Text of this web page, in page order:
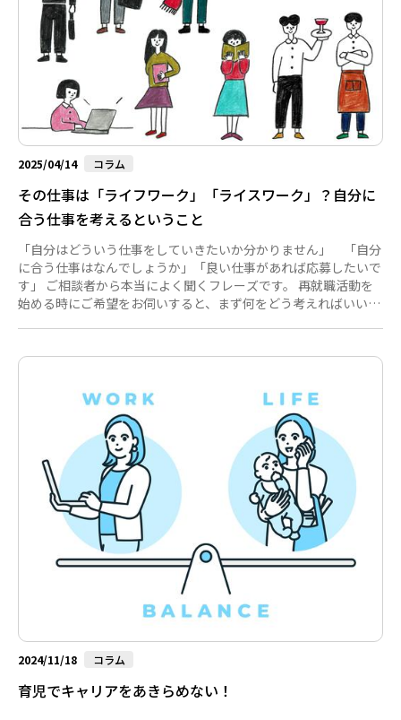
2025/04/14 コラム
その仕事は「ライフワーク」「ライスワーク」？自分に
合う仕事を考えるということ
「自分はどういう仕事をしていきたいか分かりません」 「自分
に合う仕事はなんでしょうか」「良い仕事があれば応募したいで
す」 ご相談者から本当によく聞くフレーズです。 再就職活動を
始める時にご希望をお伺いすると、まず何をどう考えればいいの
しく変化する社会や環境の中で、働き方や仕事に対する考え方も
ターネットで調べたりAIに質問してみたりすると、適職診断、天
職、ライフワーク、ライスワークなど様々な用語がでてきます。
答えが欲しかっ...
2024/11/18 コラム
育児でキャリアをあきらめない！